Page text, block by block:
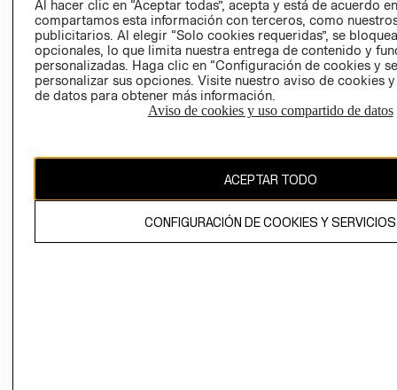
Colombia ($)
CAMBIAR REGIÓN
El contenido de esta página web está protegido por copyright y es
RECIÉN NACIDO
NOVEDADES
Al hacer clic en “Aceptar todas”, acepta y está de acuerdo
compartamos esta información con terceros, como
publicitarios. Al elegir “Solo cookies requeridas”, se
opcionales, lo que limita nuestra entrega de contenido y
personalizadas. Haga clic en “Configuración de cookies y
personalizar sus opciones. Visite nuestro aviso de cookies
de datos para obtener más información.
Aviso de cookies y uso compartido de datos
ACEPTAR TODO
CONFIGURACIÓN DE COOKIES Y SERVICIOS